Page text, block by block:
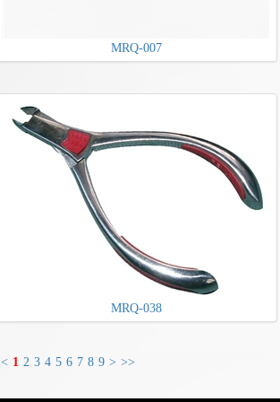
MRQ-007
MRQ-038
< 1 2 3 4 5 6 7 8 9 > >>